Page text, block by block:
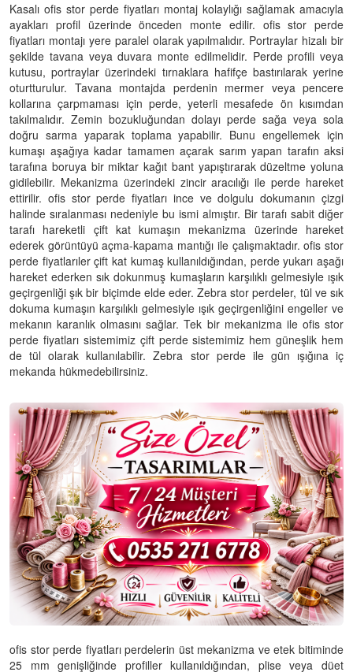
Kasalı ofis stor perde fiyatları montaj kolaylığı sağlamak amacıyla
ayakları profil üzerinde önceden monte edilir. ofis stor perde
fiyatları montajı yere paralel olarak yapılmalıdır. Portraylar hizalı bir
şekilde tavana veya duvara monte edilmelidir. Perde profili veya
kutusu, portraylar üzerindeki tırnaklara hafifçe bastırılarak yerine
oturtturulur. Tavana montajda perdenin mermer veya pencere
kollarına çarpmaması için perde, yeterli mesafede ön kısımdan
takılmalıdır. Zemin bozukluğundan dolayı perde sağa veya sola
doğru sarma yaparak toplama yapabilir. Bunu engellemek için
kumaşı aşağıya kadar tamamen açarak sarım yapan tarafın aksi
tarafına boruya bir miktar kağıt bant yapıştırarak düzeltme yoluna
gidilebilir. Mekanizma üzerindeki zincir aracılığı ile perde hareket
ettirilir. ofis stor perde fiyatları ince ve dolgulu dokumanın çizgi
halinde sıralanması nedeniyle bu ismi almıştır. Bir tarafı sabit diğer
tarafı hareketli çift kat kumaşın mekanizma üzerinde hareket
ederek görüntüyü açma-kapama mantığı ile çalışmaktadır. ofis stor
perde fiyatlarıler çift kat kumaş kullanıldığından, perde yukarı aşağı
hareket ederken sık dokunmuş kumaşların karşılıklı gelmesiyle ışık
geçirgenliği şık bir biçimde elde eder. Zebra stor perdeler, tül ve sık
dokuma kumaşın karşılıklı gelmesiyle ışık geçirgenliğini engeller ve
mekanın karanlık olmasını sağlar. Tek bir mekanizma ile ofis stor
perde fiyatları sistemimiz çift perde sistemimiz hem güneşlik hem
de tül olarak kullanılabilir. Zebra stor perde ile gün ışığına iç
mekanda hükmedebilirsiniz.
ofis stor perde fiyatları perdelerin üst mekanizma ve etek bitiminde
25 mm genişliğinde profiller kullanıldığından, plise veya düet